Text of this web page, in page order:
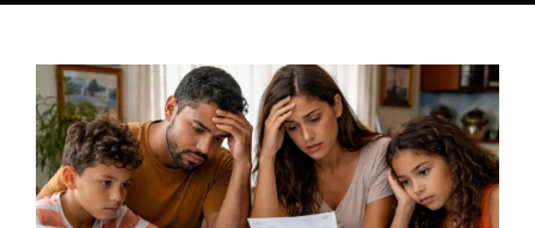
View
Larger
Image